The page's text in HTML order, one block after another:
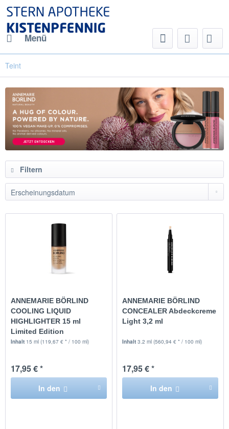
Menü
Teint
Filtern
ANNEMARIE BÖRLIND
COOLING LIQUID
HIGHLIGHTER 15 ml
Limited Edition
Inhalt 15 ml(119,67 € * / 100 ml)
17,95 € *
In den
ANNEMARIE BÖRLIND
CONCEALER Abdeckcreme
Light 3,2 ml
Inhalt3.2 ml(560,94 € * / 100 ml)
17,95 € *
In den